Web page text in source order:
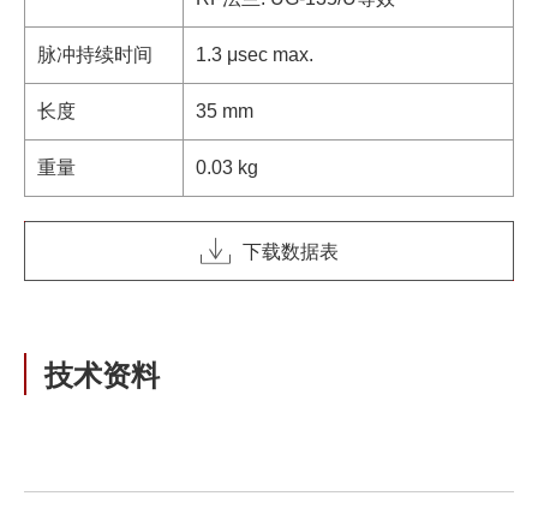
脉冲持续时间 1.3 μsec max.
长度 35 mm
重量 0.03 kg
下载数据表
技术资料